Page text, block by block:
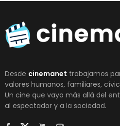
Desde cinemanet trabajamos
valores humanos, familiares,
Un cine que vaya más allá del
al espectador y a la sociedad.